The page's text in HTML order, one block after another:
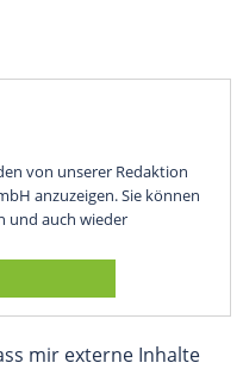
von unserer Redaktion
anzuzeigen. Sie können
und auch wieder
mir externe Inhalte